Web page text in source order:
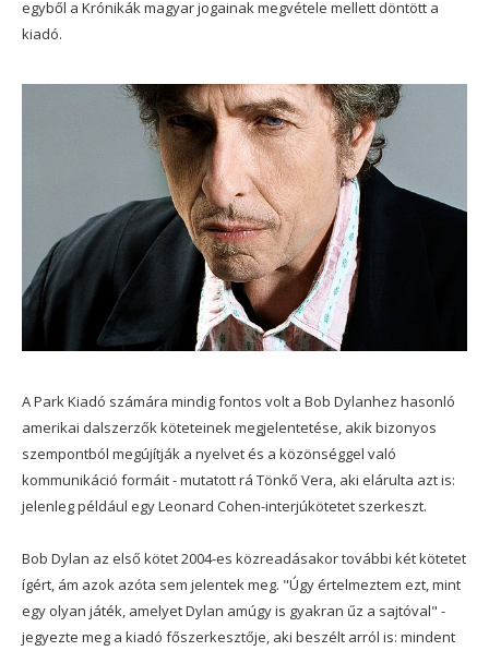
egyből a Krónikák magyar jogainak megvétele mellett döntött a
kiadó.
A Park Kiadó számára mindig fontos volt a Bob Dylanhez hasonló
amerikai dalszerzők köteteinek megjelentetése, akik bizonyos
szempontból megújítják a nyelvet és a közönséggel való
kommunikáció formáit - mutatott rá Tönkő Vera, aki elárulta azt is:
jelenleg például egy Leonard Cohen-interjúkötetet szerkeszt.
Bob Dylan az első kötet 2004-es közreadásakor további két kötetet
ígért, ám azok azóta sem jelentek meg. "Úgy értelmeztem ezt, mint
egy olyan játék, amelyet Dylan amúgy is gyakran űz a sajtóval" -
jegyezte meg a kiadó főszerkesztője, aki beszélt arról is: mindent